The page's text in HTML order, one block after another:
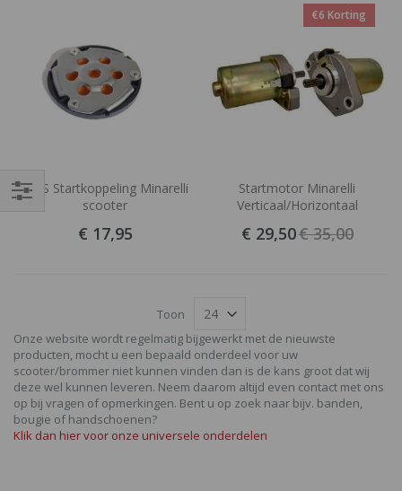
RMS Startkoppeling Minarelli
scooter
€ 17,95
€6 Korting
Startmotor Minarelli
Verticaal/Horizontaal
€ 29,50€ 35,00
Toon
Onze website wordt regelmatig bijgewerkt met de nieuwste
producten, mocht u een bepaald onderdeel voor uw
scooter/brommer niet kunnen vinden dan is de kans groot dat wij
deze wel kunnen leveren. Neem daarom altijd even contact met ons
op bij vragen of opmerkingen. Bent u op zoek naar bijv. banden,
bougie of handschoenen?
Klik dan hier voor onze universele onderdelen